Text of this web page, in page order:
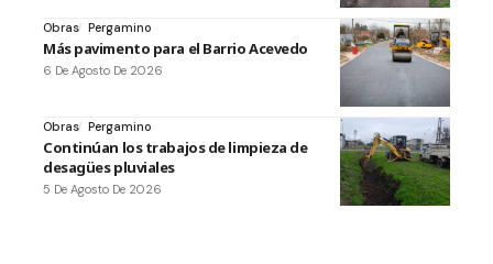
Obras Pergamino
Más pavimento para el Barrio Acevedo
6 De Agosto De 2026
Obras Pergamino
Continúan los trabajos de limpieza de
desagües pluviales
5 De Agosto De 2026